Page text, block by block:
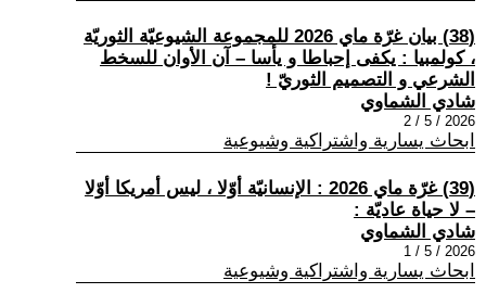
(38) بيان غرّة ماي 2026 للمجموعة الشيوعيّة الثوريّة
، كولمبيا : يكفى إحباطا و يأسا – آن الأوان للسخط
الشرعي و التصميم الثوريّ !
شادي الشماوي
2026 / 5 / 2
ابحاث يسارية واشتراكية وشيوعية
(39) غرّة ماي 2026 : الإنسانيّة أوّلا ، ليس أمريكا أوّلا
– لا حياة عاديّة :
شادي الشماوي
2026 / 5 / 1
ابحاث يسارية واشتراكية وشيوعية